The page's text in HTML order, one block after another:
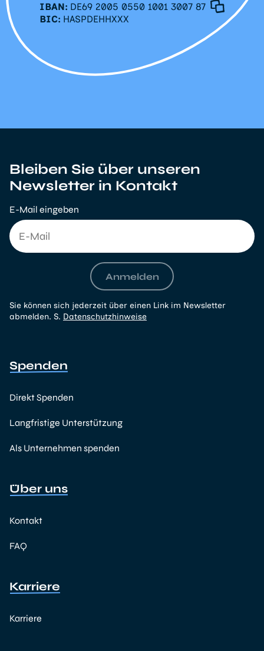
IBAN: DE69 2005 0550 1001 3007 87
BIC: HASPDEHHXXX
Bleiben Sie über unseren
Newsletter in Kontakt
E-Mail eingeben
Anmelden
Sie können sich jederzeit über einen Link im Newsletter
abmelden. S. Datenschutzhinweise
Spenden
Direkt Spenden
Langfristige Unterstützung
Als Unternehmen spenden
Über uns
Kontakt
FAQ
Karriere
Karriere